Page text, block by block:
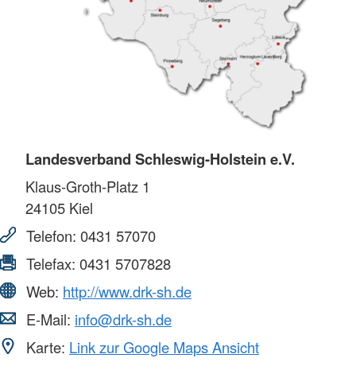
Landesverband Schleswig-Holstein e.V.
Klaus-Groth-Platz 1
24105 Kiel
Telefon: 0431 57070
Telefax: 0431 5707828
Web: http://www.drk-sh.de
E-Mail: info@drk-sh.de
Karte: Link zur Google Maps Ansicht